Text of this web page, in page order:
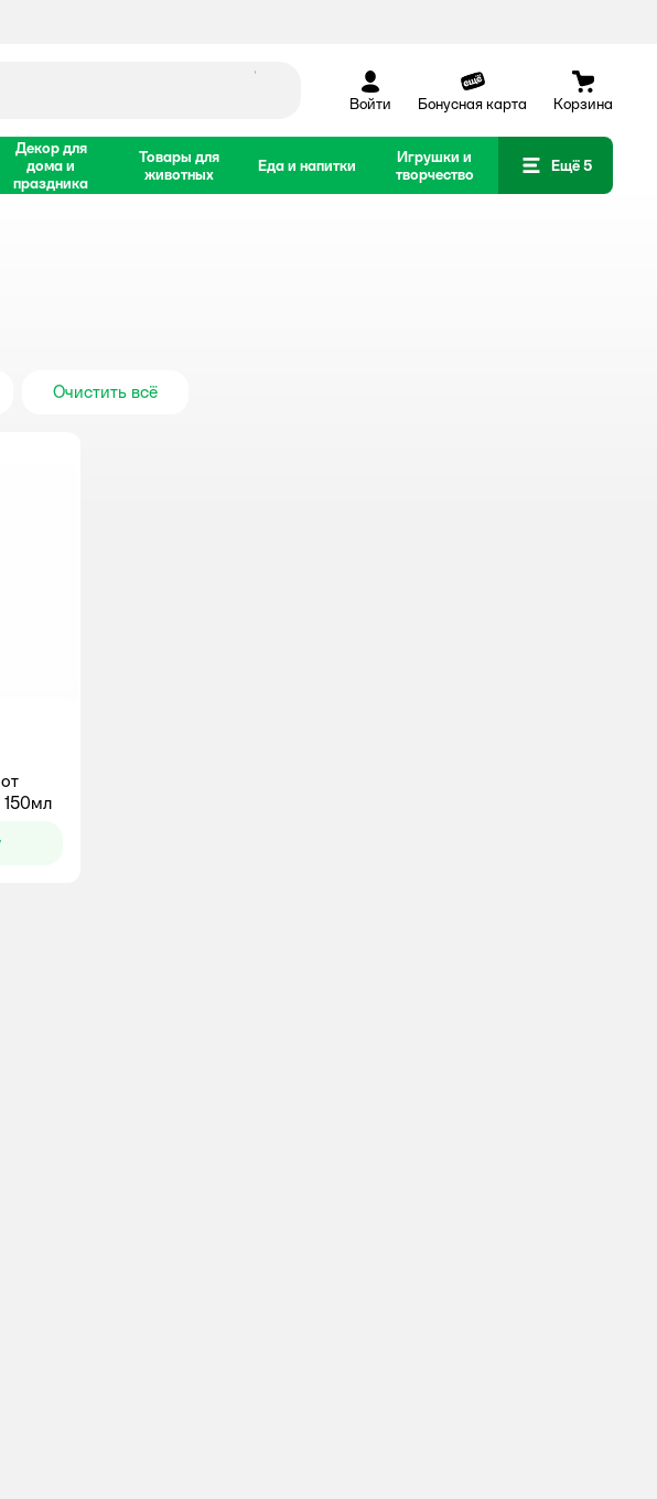
Войти Бонусная карта Корзина
Декор для
дома и
праздника
Товары для
животных
Еда и напитки
Игрушки и
творчество
Ещё 5
Очистить всё